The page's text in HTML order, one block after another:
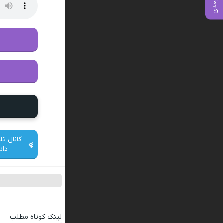
کانال
لینک کوتاه مطلب